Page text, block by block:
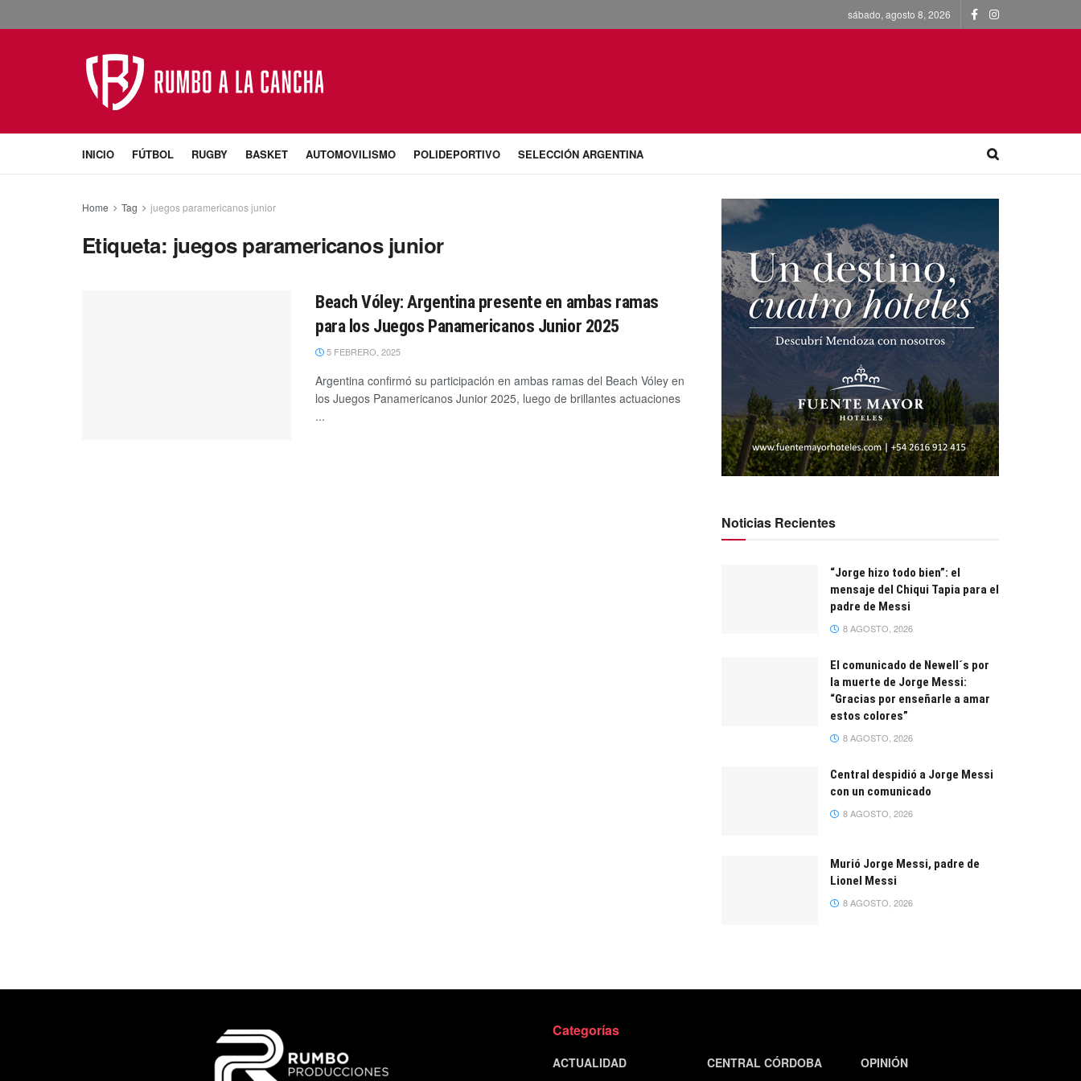
sábado, agosto 8, 2026
INICIO FÚTBOL RUGBY BASKET AUTOMOVILISMO POLIDEPORTIVO SELECCIÓN ARGENTINA
Home Tag juegos paramericanos junior
Etiqueta: juegos paramericanos junior
Beach Vóley: Argentina presente en ambas ramas
para los Juegos Panamericanos Junior 2025
5 FEBRERO, 2025
Argentina confirmó su participación en ambas ramas del Beach Vóley en
los Juegos Panamericanos Junior 2025, luego de brillantes actuaciones
...
Noticias Recientes
“Jorge hizo todo bien”: el
mensaje del Chiqui Tapia para el
padre de Messi
8 AGOSTO, 2026
El comunicado de Newell´s por
la muerte de Jorge Messi:
“Gracias por enseñarle a amar
estos colores”
8 AGOSTO, 2026
Central despidió a Jorge Messi
con un comunicado
8 AGOSTO, 2026
Murió Jorge Messi, padre de
Lionel Messi
8 AGOSTO, 2026
Categorías
ACTUALIDAD
CENTRAL CÓRDOBA
OPINIÓN